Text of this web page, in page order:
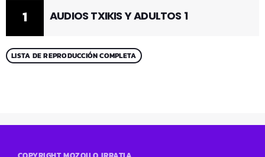
1 AUDIOS TXIKIS Y ADULTOS 1
LISTA DE REPRODUCCIÓN COMPLETA